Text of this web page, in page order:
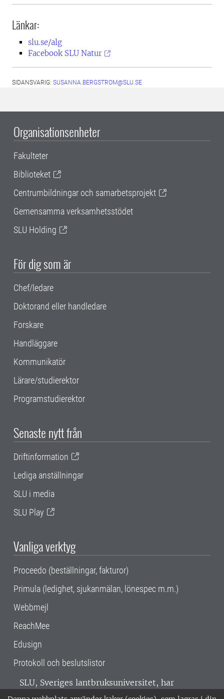
Länkar:
slu.se/alg
Facebook SLU Natur
SIDANSVARIG: SUSANNA.BERGSTROM@SLU.SE
Organisationsenheter
Fakulteter
Biblioteket
Centrumbildningar och samarbetsprojekt
Gemensamma verksamhetsstödet
SLU Holding
För dig som är
Chef/ledare
Doktorand eller handledare
Forskare
Handläggare
Kommunikatör
Lärare/studierektor
Programstudierektor
Senaste nytt från
Driftinformation
Lediga anställningar
SLU i media
SLU Play
Vanliga verktyg
Proceedo (beställningar, fakturor)
Primula (ledighet, sjukanmälan, lönespec m.m.)
Webbmejl
ReachMee
Edusign
Protokoll och beslutslistor
SLU, Sveriges lantbruksuniversitet, har
verksamhet över hela Sverige. Huvudorter är